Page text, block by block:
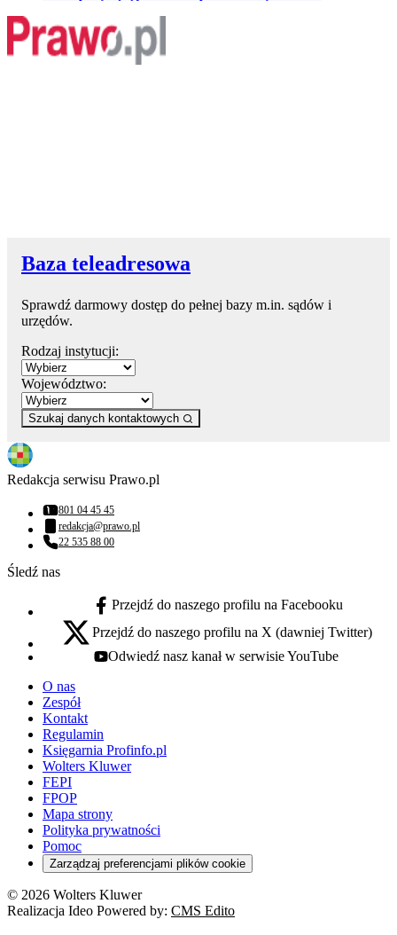
Baza teleadresowa
Sprawdź darmowy dostęp do pełnej bazy m.in. sądów i
urzędów.
Rodzaj instytucji:
Województwo:
Szukaj danych kontaktowych
Redakcja serwisu Prawo.pl
Numer telefonu:
801 04 45 45
Adres email:
redakcja@prawo.pl
Numer telefonu:
22 535 88 00
Śledź nas
facebook - otwiera się w nowej karcie
Przejdź do naszego profilu na Facebooku
x - otwiera się w nowej karcie
Przejdź do naszego profilu na X (dawniej Twitter)
youtube - otwiera się w nowej karcie
Odwiedź nasz kanał w serwisie YouTube
O nas
Zespół
Kontakt
Regulamin
Księgarnia Profinfo.pl
Wolters Kluwer
FEPI
FPOP
Mapa strony
Polityka prywatności
Pomoc
Zarządzaj preferencjami plików cookie
© 2026 Wolters Kluwer
Realizacja Ideo Powered by: CMS Edito